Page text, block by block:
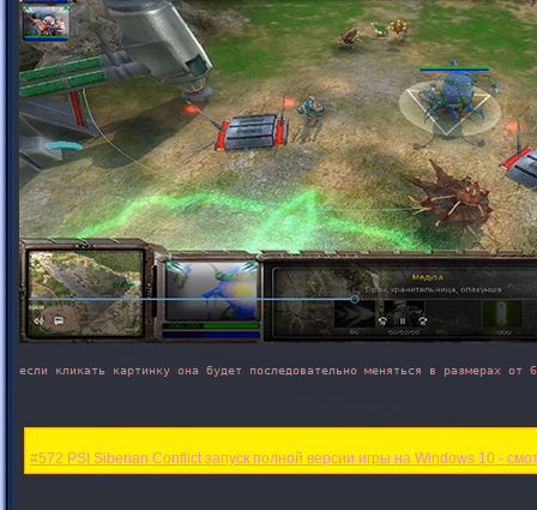
если кликать картинку она будет последовательно меняться в размерах от
#572 PSI Siberian Conflict запуск полной версии игры на Windows 10 -